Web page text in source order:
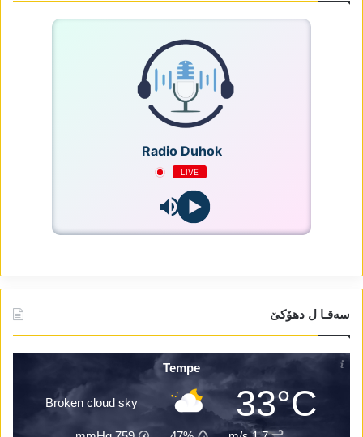
Radio Duhok
LIVE
سەقـا ل دھۆکێ
Tempe
33°C
Broken cloud sky